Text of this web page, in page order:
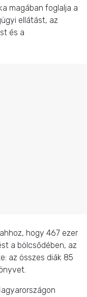
magában foglalja a
ellátást, az
és a
hogy 467 ezer
a bölcsődében, az
az összes diák 85